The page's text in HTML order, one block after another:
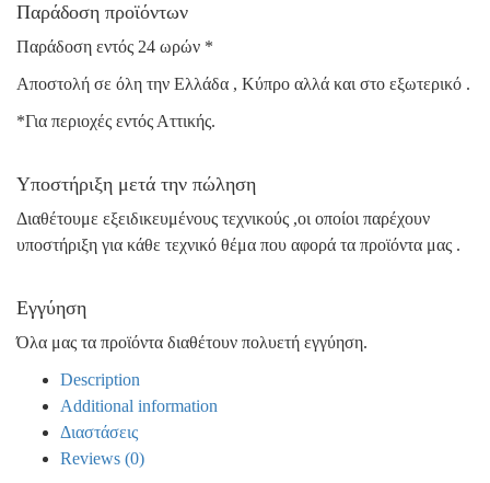
Παράδοση προϊόντων
Παράδοση εντός 24 ωρών *
Αποστολή σε όλη την Ελλάδα , Κύπρο αλλά και στο εξωτερικό .
*Για περιοχές εντός Αττικής.
Υποστήριξη μετά την πώληση
Διαθέτουμε εξειδικευμένους τεχνικούς ,οι οποίοι παρέχουν
υποστήριξη για κάθε τεχνικό θέμα που αφορά τα προϊόντα μας .
Εγγύηση
Όλα μας τα προϊόντα διαθέτουν πολυετή εγγύηση.
Description
Additional information
Διαστάσεις
Reviews (0)